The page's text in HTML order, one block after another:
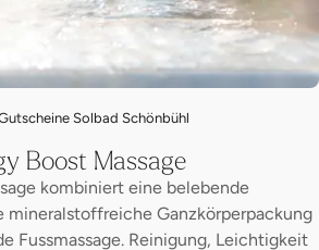
Solbad Schönbühl
Boost Massage
kombiniert eine belebende
mineralstoffreiche Ganzkörperpackung
Fussmassage. Reinigung, Leichtigkeit